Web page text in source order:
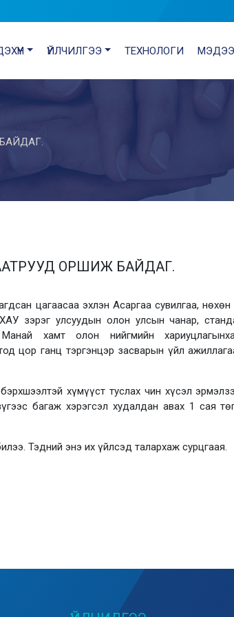
ҮЙЛЧИЛГЭЭ ТЕХНОЛОГИ МЭДЭЭ
ОРШИЖ БАЙДАГ.
цагаасаа эхлэн Асаргаа сувилгаа, нөхөн
улсуудын олон улсын чанар,
хамт олон нийгмийн
цор ганц тэргэнцэр засварын үйл
хүмүүст туслах чин хүсэл
багаж хэрэгсэл худалдан авах 1 сая
Тэдний энэ их үйлсэд талархаж сурцгаая.